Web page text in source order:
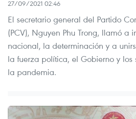
27/09/2021 02:46
El secretario general del Partido
(PCV), Nguyen Phu Trong, llamó a
nacional, la determinación y a
la fuerza política, el Gobierno y los
la pandemia.